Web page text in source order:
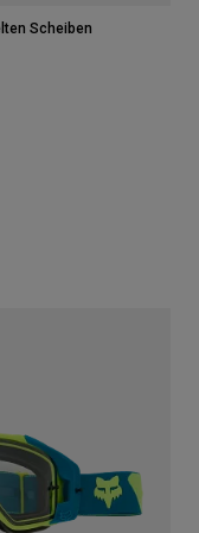
Scheiben